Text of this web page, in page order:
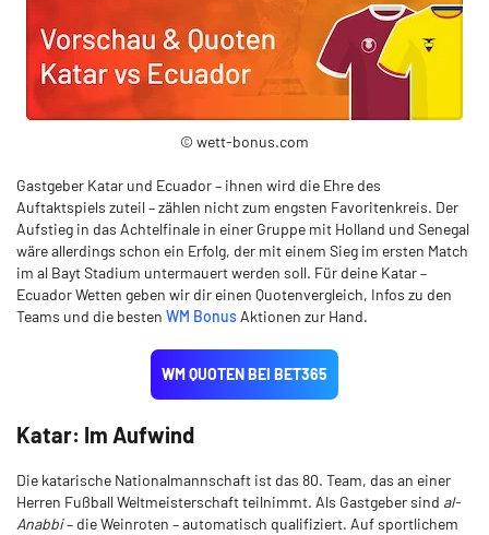
© wett-bonus.com
Gastgeber Katar und Ecuador – ihnen wird die Ehre des
Auftaktspiels zuteil – zählen nicht zum engsten Favoritenkreis. Der
Aufstieg in das Achtelfinale in einer Gruppe mit Holland und Senegal
wäre allerdings schon ein Erfolg, der mit einem Sieg im ersten Match
im al Bayt Stadium untermauert werden soll. Für deine Katar –
Ecuador Wetten geben wir dir einen Quotenvergleich, Infos zu den
Teams und die besten WM Bonus Aktionen zur Hand.
WM QUOTEN BEI BET365
Katar: Im Aufwind
Die katarische Nationalmannschaft ist das 80. Team, das an einer
Herren Fußball Weltmeisterschaft teilnimmt. Als Gastgeber sind al-
Anabbi– die Weinroten – automatisch qualifiziert. Auf sportlichem